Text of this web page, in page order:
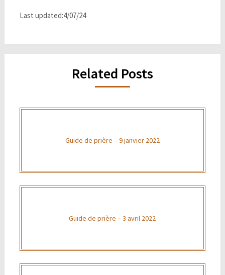
Last updated:4/07/24
Related Posts
Guide de prière – 9 janvier 2022
Guide de prière – 3 avril 2022